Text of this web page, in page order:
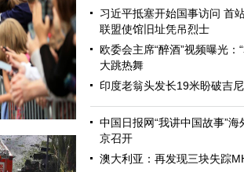
习近平抵塞开始国事访问 首
联盟使馆旧址凭吊烈士
欧委会主席“醉酒”视频曝光：“
大跳热舞
印度老翁头发长19米盼破吉
中国日报网“我讲中国故事”
京召开
澳大利亚：再发现三块失踪